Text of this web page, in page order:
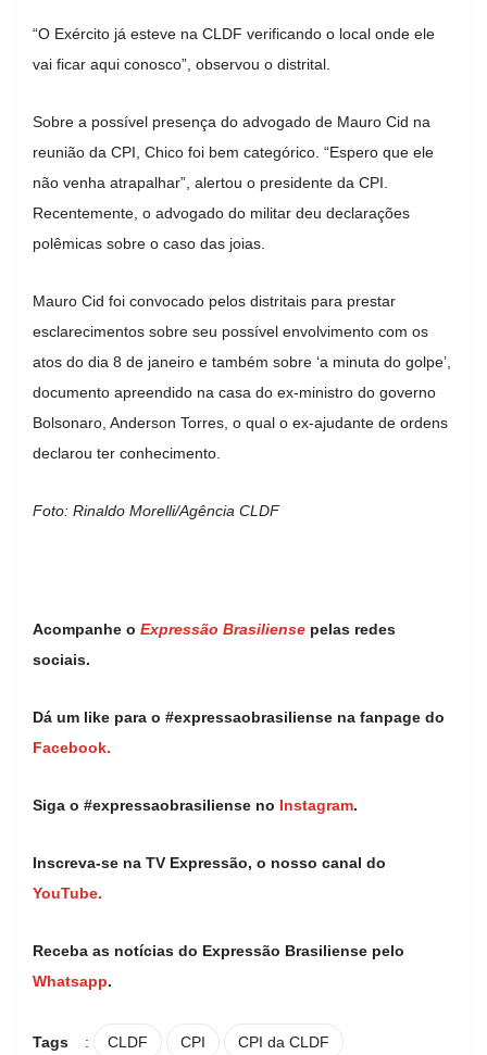
“O Exército já esteve na CLDF verificando o local onde ele
vai ficar aqui conosco”, observou o distrital.
Sobre a possível presença do advogado de Mauro Cid na
reunião da CPI, Chico foi bem categórico. “Espero que ele
não venha atrapalhar”, alertou o presidente da CPI.
Recentemente, o advogado do militar deu declarações
polêmicas sobre o caso das joias.
Mauro Cid foi convocado pelos distritais para prestar
esclarecimentos sobre seu possível envolvimento com os
atos do dia 8 de janeiro e também sobre ‘a minuta do golpe’,
documento apreendido na casa do ex-ministro do governo
Bolsonaro, Anderson Torres, o qual o ex-ajudante de ordens
declarou ter conhecimento.
Foto: Rinaldo Morelli/Agência CLDF
Acompanhe o Expressão Brasiliense pelas redes
sociais.
Dá um like para o #expressaobrasiliense na fanpage do
Facebook.
Siga o #expressaobrasiliense no Instagram.
Inscreva-se na TV Expressão, o nosso canal do
YouTube.
Receba as notícias do Expressão Brasiliense pelo
Whatsapp.
Tags : CLDF CPI CPI da CLDF